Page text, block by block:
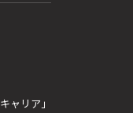
ャリア」